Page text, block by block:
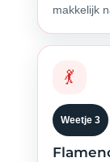
makkelijk
💃
Weetje 3